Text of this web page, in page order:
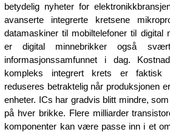
betydelig nyheter for
avanserte integrerte kretsene
datamaskiner til mobiltelefoner til digital
er digital minnebrikker også
informasjonssamfunnet i dag.
kompleks integrert krets er faktisk
reduseres betraktelig når produksjonen
enheter. ICs har gradvis blitt mindre,
på hver brikke. Flere milliarder
komponenter kan være passe inn i et